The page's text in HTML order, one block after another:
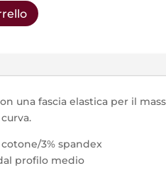
una fascia elastica per il
cotone/3% spandex
profilo medio